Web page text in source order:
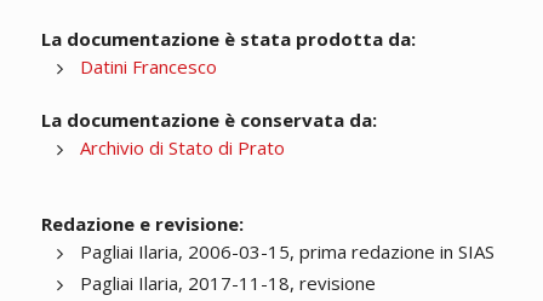
La documentazione è stata prodotta da:
Datini Francesco
La documentazione è conservata da:
Archivio di Stato di Prato
Redazione e revisione:
Pagliai Ilaria, 2006-03-15, prima redazione in SIAS
Pagliai Ilaria, 2017-11-18, revisione